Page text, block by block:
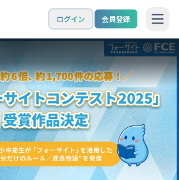
ログイン 会員登録